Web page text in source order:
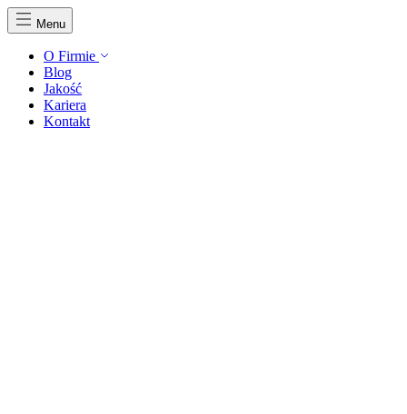
Menu
O Firmie
Blog
Jakość
Kariera
Kontakt